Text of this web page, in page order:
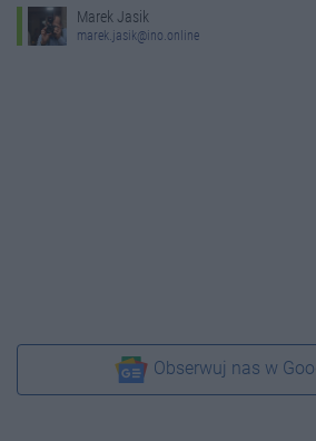
Marek Jasik
marek.jasik@ino.online
Obserwuj nas w